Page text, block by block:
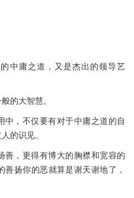
中庸之道，又是杰出的领导艺
的大智慧。
中，不仅要有对于中庸之道的自
的识见。
善，更得有博大的胸襟和宽容的
扬你的恶就算是谢天谢地了，